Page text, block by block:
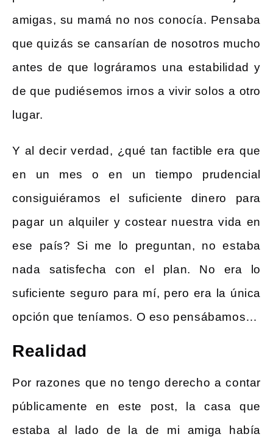
amigas, su mamá no nos conocía. Pensaba
que quizás se cansarían de nosotros mucho
antes de que lográramos una estabilidad y
de que pudiésemos irnos a vivir solos a otro
lugar.
Y al decir verdad, ¿qué tan factible era que
en un mes o en un tiempo prudencial
consiguiéramos el suficiente dinero para
pagar un alquiler y costear nuestra vida en
ese país? Si me lo preguntan, no estaba
nada satisfecha con el plan. No era lo
suficiente seguro para mí, pero era la única
opción que teníamos. O eso pensábamos…
Realidad
Por razones que no tengo derecho a contar
públicamente en este post, la casa que
estaba al lado de la de mi amiga había